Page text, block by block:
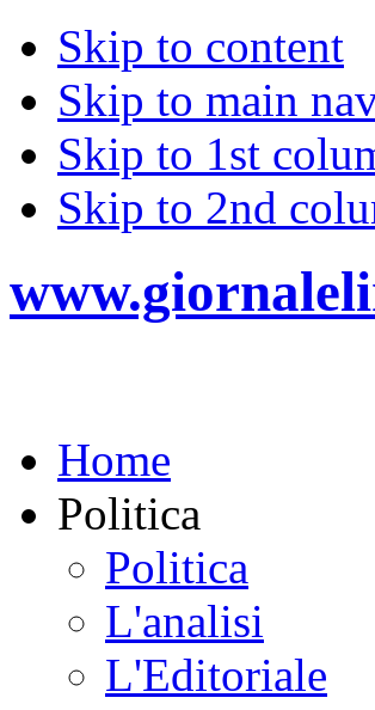
Skip to content
Skip to main
Skip to 1st
Skip to 2nd
Home
Politica
Politica
L'analisi
L'Editoriale